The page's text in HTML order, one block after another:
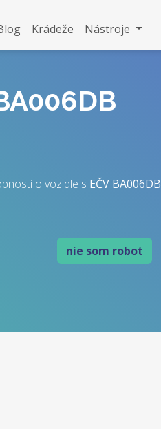
Krádeže Nástroje
o vozidle s EČV BA006DB
nie som robot